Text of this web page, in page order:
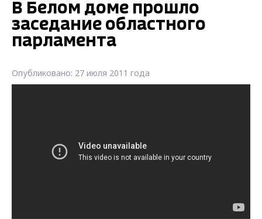
В Белом доме прошло
заседание областного
парламента
Опубликовано: 27 июля 2011 года